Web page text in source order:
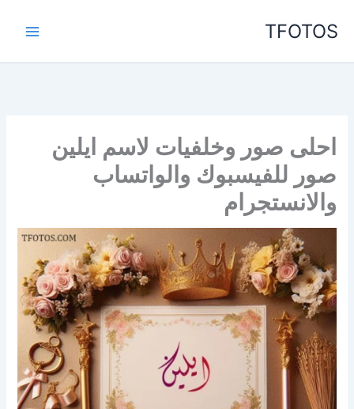
TFOTOS
احلى صور وخلفيات لاسم ايلين
صور للفيسبوك والواتساب
والانستجرام